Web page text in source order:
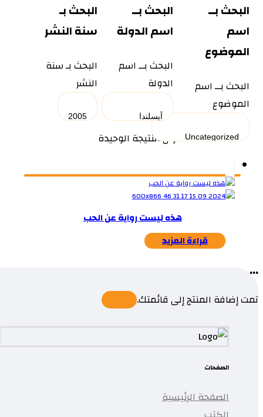
البحث بــ
اسم
الموضوع
البحث بــ اسم
الموضوع
البحث بــ
اسم الدولة
البحث بــ اسم
الدولة
البحث بـ
سنة النشر
البحث بـ سنة
النشر
عرض النتيجة الوحيدة
هذه ليست رواية عن الحب
قراءة المزيد
...
تمت إضافة المنتج إلى قائمتك.
الصفحات
الصفحة الرئيسية